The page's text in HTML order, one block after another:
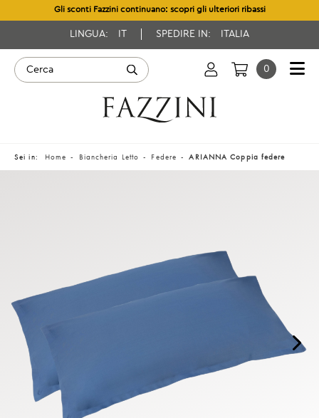
Gli sconti Fazzini continuano: scopri gli ulteriori ribassi
LINGUA: SPEDIRE IN: ITALIA
0
Sei in: Home Biancheria Letto Federe ARIANNA Coppia federe